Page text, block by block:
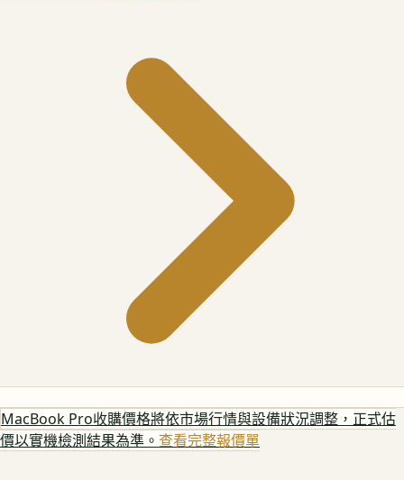
MacBook Pro收購價格將依市場行情與設備狀況調整，正式估
價以實機檢測結果為準。 查看完整報價單